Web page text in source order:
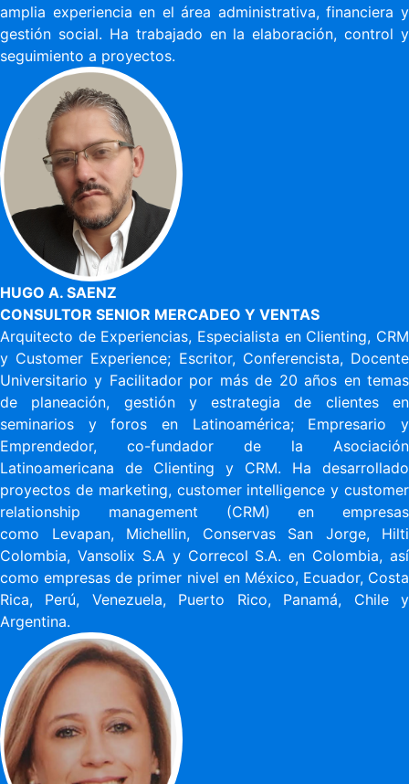
amplia experiencia en el área administrativa, financiera y
gestión social. Ha trabajado en la elaboración, control y
seguimiento a proyectos.
HUGO A. SAENZ
CONSULTOR SENIOR MERCADEO Y VENTAS
Arquitecto de Experiencias, Especialista en Clienting, CRM
y Customer Experience; Escritor, Conferencista, Docente
Universitario y Facilitador por más de 20 años en temas
de planeación, gestión y estrategia de clientes en
seminarios y foros en Latinoamérica; Empresario y
Emprendedor, co-fundador de la Asociación
Latinoamericana de Clienting y CRM. Ha desarrollado
proyectos de marketing, customer intelligence y customer
relationship management (CRM) en empresas
como Levapan, Michellin, Conservas San Jorge, Hilti
Colombia, Vansolix S.A y Correcol S.A. en Colombia, así
como empresas de primer nivel en México, Ecuador, Costa
Rica, Perú, Venezuela, Puerto Rico, Panamá, Chile y
Argentina.